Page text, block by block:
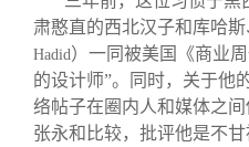
肃憨直的西北汉子和库哈斯
Hadid）一同被美国《商业
的设计师”。同时，关于他
络帖子在圈内人和媒体之
张永和比较，批评他是不